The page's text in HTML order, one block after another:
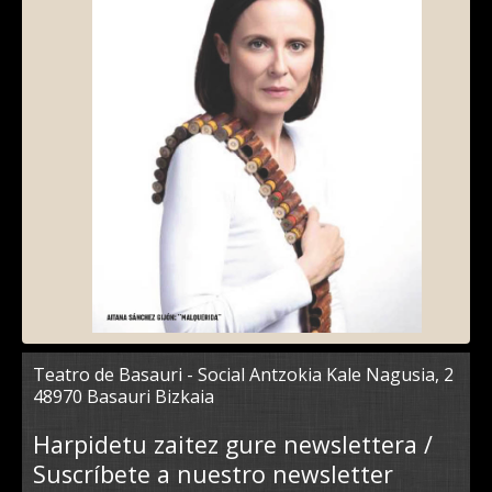
Teatro de Basauri - Social Antzokia Kale Nagusia, 2
48970 Basauri Bizkaia
Harpidetu zaitez gure newslettera /
Suscríbete a nuestro newsletter